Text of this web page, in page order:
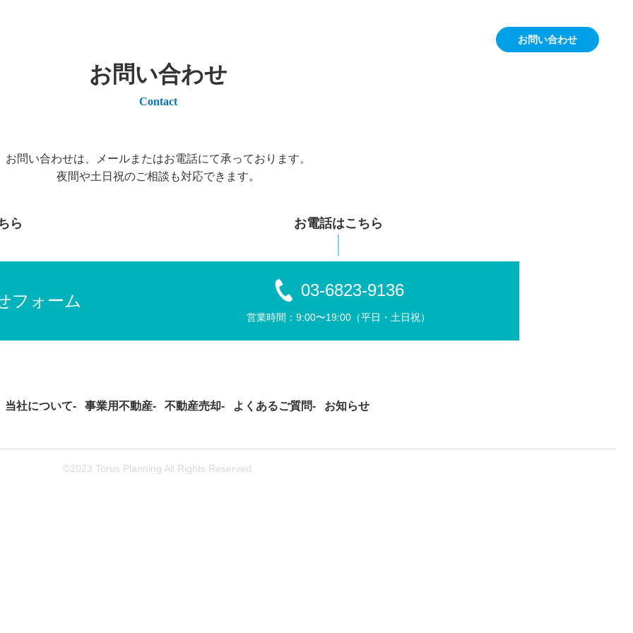
お問い合わせ
お問い合わせ
Contact
お問い合わせは、メールまたはお電話にて承っております。
夜間や土日祝のご相談も対応できます。
ら
フォーム
お電話はこちら
03-6823-9136
営業時間：9:00〜19:00（平⽇・⼟⽇祝）
当社について 事業用不動産 不動産売却 よくあるご質問 お知らせ
©2023 Torus Planning All Rights Reserved.